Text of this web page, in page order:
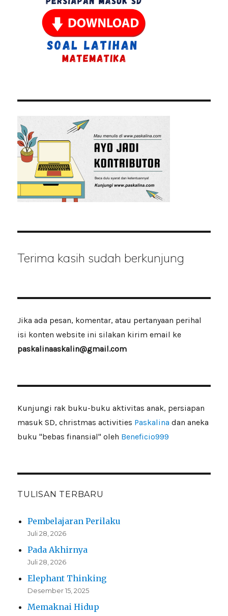
Terima kasih sudah berkunjung
Jika ada pesan, komentar, atau pertanyaan perihal
isi konten website ini silakan kirim email ke
paskalinaaskalin@gmail.com
Kunjungi rak buku-buku aktivitas anak, persiapan
masuk SD, christmas activities Paskalinadan aneka
buku "bebas finansial" oleh Beneficio999
TULISAN TERBARU
Pembelajaran Perilaku
Juli 28, 2026
Pada Akhirnya
Juli 28, 2026
Elephant Thinking
Desember 15, 2025
Memaknai Hidup